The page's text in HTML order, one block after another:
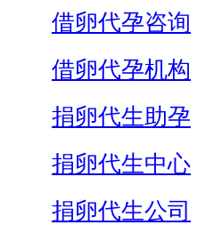
借卵代孕咨询
借卵代孕机构
捐卵代生助孕
捐卵代生中心
捐卵代生公司